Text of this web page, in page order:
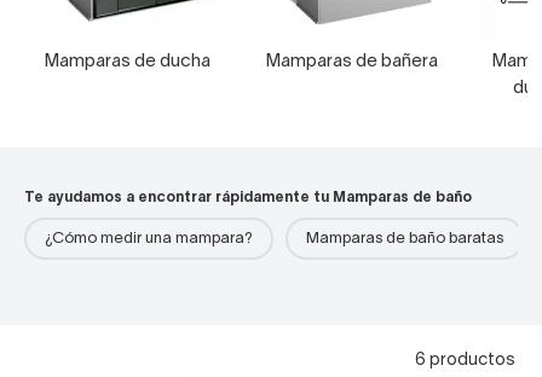
Mamparas de ducha Mamparas de bañera
Te ayudamos a encontrar rápidamente tu Mamparas de baño
¿Cómo medir una mampara? Mamparas de baño baratas
6 productos